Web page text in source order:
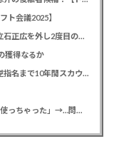
ト会議2025】
カープドラ1平川蓮！187cmのスイッチヒッター！立石正広を外し2度目の重複も新井監督がクジを引き当てる！【ドラフト会議2025】
獲得なるか
緒方孝市カープドラ3指名で青学出禁！澤﨑俊和の逆指名まで10年間スカウト出禁
【悲報】彼女「ごめん！俺くんの貯金、情報商材に使っちゃった」→…問い詰めたらギャン泣きされたんだが俺が悪いのか？